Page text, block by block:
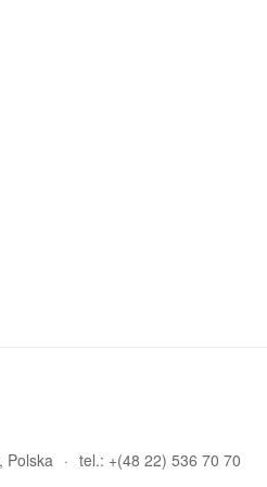
Polska
tel.: +(48 22) 536 70 70